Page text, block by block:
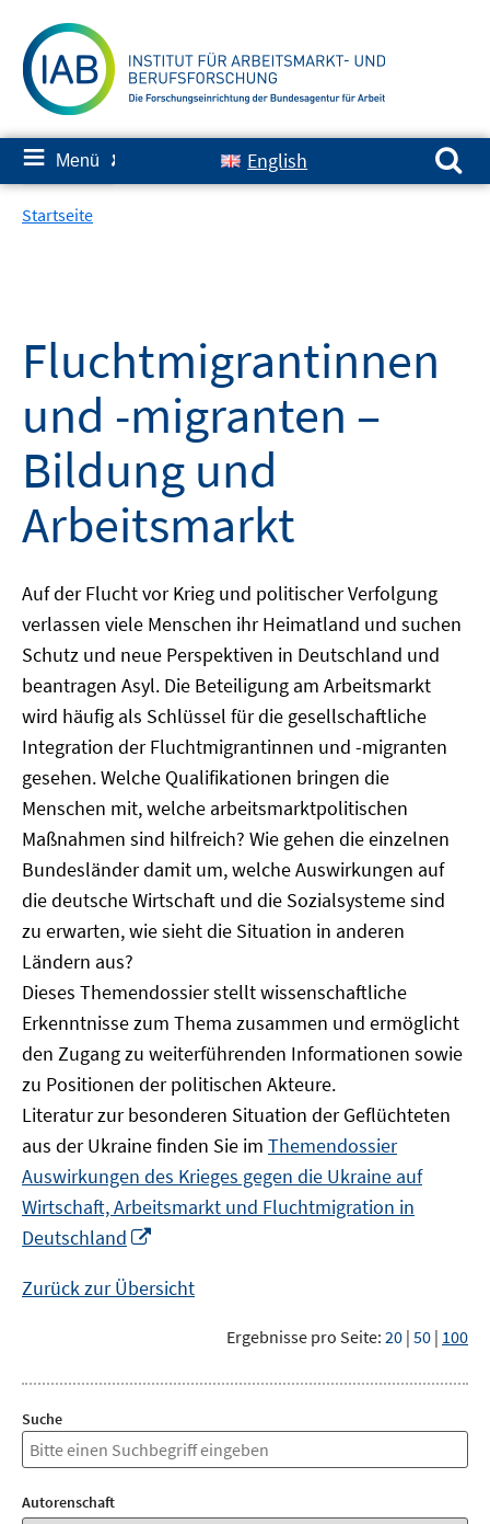
zum
Inhalt
≡ Menü ✘ English
Suchen nach:
Startseite
Fluchtmigrantinnen
und -migranten –
Bildung und
Arbeitsmarkt
Auf der Flucht vor Krieg und politischer Verfolgung
verlassen viele Menschen ihr Heimatland und suchen
Schutz und neue Perspektiven in Deutschland und
beantragen Asyl. Die Beteiligung am Arbeitsmarkt
wird häufig als Schlüssel für die gesellschaftliche
Integration der Fluchtmigrantinnen und -migranten
gesehen. Welche Qualifikationen bringen die
Menschen mit, welche arbeitsmarktpolitischen
Maßnahmen sind hilfreich? Wie gehen die einzelnen
Bundesländer damit um, welche Auswirkungen auf
die deutsche Wirtschaft und die Sozialsysteme sind
zu erwarten, wie sieht die Situation in anderen
Ländern aus?
Dieses Themendossier stellt wissenschaftliche
Erkenntnisse zum Thema zusammen und ermöglicht
den Zugang zu weiterführenden Informationen sowie
zu Positionen der politischen Akteure.
Literatur zur besonderen Situation der Geflüchteten
aus der Ukraine finden Sie im Themendossier
Auswirkungen des Krieges gegen die Ukraine auf
Wirtschaft, Arbeitsmarkt und Fluchtmigration in
Deutschland
Fenster
Zurück zur Übersicht
Ergebnisse pro Seite: 20 | 50 | 100
Suche
Autorenschaft